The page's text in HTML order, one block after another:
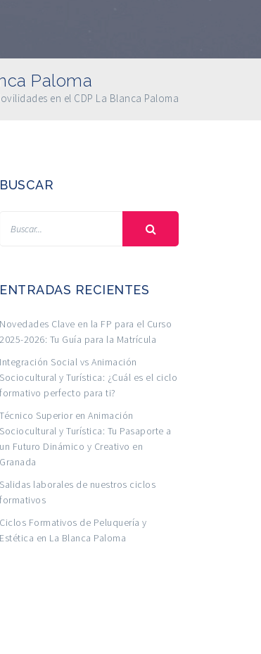
Paloma
en el CDP La Blanca Paloma
BUSCAR
ENTRADAS RECIENTES
Novedades Clave en la FP para el Curso
2025-2026: Tu Guía para la Matrícula
Integración Social vs Animación
Sociocultural y Turística: ¿Cuál es el ciclo
formativo perfecto para ti?
Técnico Superior en Animación
Sociocultural y Turística: Tu Pasaporte a
un Futuro Dinámico y Creativo en
Granada
Salidas laborales de nuestros ciclos
formativos
Ciclos Formativos de Peluquería y
Estética en La Blanca Paloma